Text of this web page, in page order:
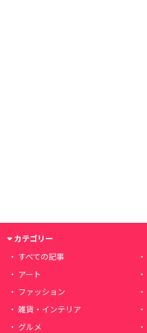
カテゴリー
すべての記事
アート
ファッション
雑貨・インテリア
グルメ